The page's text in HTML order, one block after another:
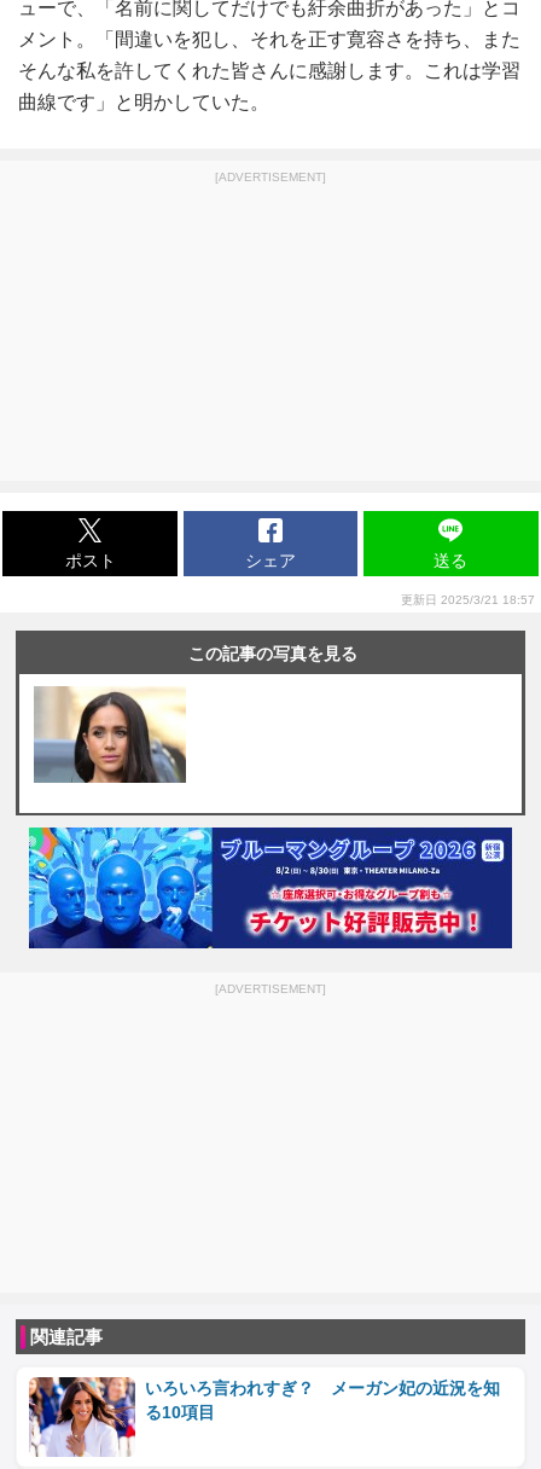
ューで、「名前に関してだけでも紆余曲折があった」とコ
メント。「間違いを犯し、それを正す寛容さを持ち、また
そんな私を許してくれた皆さんに感謝します。これは学習
曲線です」と明かしていた。
[ADVERTISEMENT]
ポスト シェア 送る
更新日 2025/3/21 18:57
この記事の写真を見る
[ADVERTISEMENT]
関連記事
いろいろ言われすぎ？ メーガン妃の近況を知
る10項目